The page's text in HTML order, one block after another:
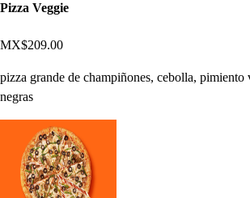
Pizza Veggie
MX$209.00
pizza grande de champiñones, cebolla, pimiento
negras